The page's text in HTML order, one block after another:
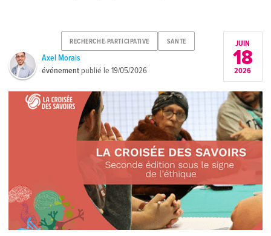
RECHERCHE-PARTICIPATIVE SANTE
Axel Morais
événement publié le19/05/2026
JUIN
18
2026